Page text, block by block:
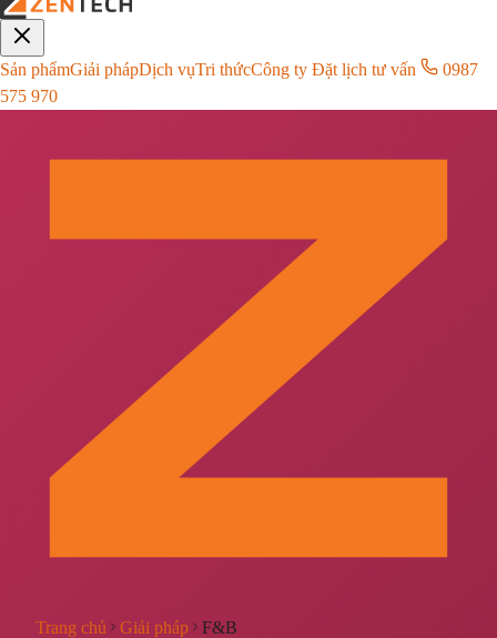
Sản phẩmGiải phápDịch vụTri thứcCông ty Đặt lịch tư vấn
0987
575 970
Trang chủ Giải pháp F&B